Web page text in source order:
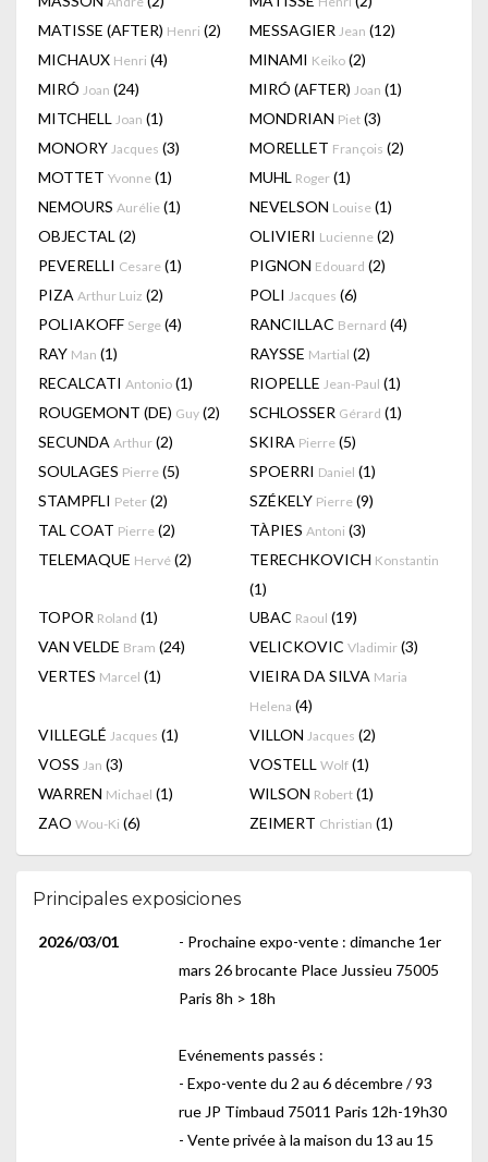
MATISSE (AFTER) Henri (2) MESSAGIER Jean (12)
MICHAUX Henri (4) MINAMI Keiko (2)
MIRÓ Joan (24) MIRÓ (AFTER) Joan (1)
MITCHELL Joan (1) MONDRIAN Piet (3)
MONORY Jacques (3) MORELLET François (2)
MOTTET Yvonne (1) MUHL Roger (1)
NEMOURS Aurélie (1) NEVELSON Louise (1)
OBJECTAL (2) OLIVIERI Lucienne (2)
PEVERELLI Cesare (1) PIGNON Edouard (2)
PIZA Arthur Luiz (2) POLI Jacques (6)
POLIAKOFF Serge (4) RANCILLAC Bernard (4)
RAY Man (1) RAYSSE Martial (2)
RECALCATI Antonio (1) RIOPELLE Jean-Paul (1)
ROUGEMONT (DE) Guy (2) SCHLOSSER Gérard (1)
SECUNDA Arthur (2) SKIRA Pierre (5)
SOULAGES Pierre (5) SPOERRI Daniel (1)
STAMPFLI Peter (2) SZÉKELY Pierre (9)
TAL COAT Pierre (2) TÀPIES Antoni (3)
TELEMAQUE Hervé (2) TERECHKOVICH Konstantin
(1)
TOPOR Roland (1) UBAC Raoul (19)
VAN VELDE Bram (24) VELICKOVIC Vladimir (3)
VERTES Marcel (1) VIEIRA DA SILVA Maria
Helena (4)
VILLEGLÉ Jacques (1) VILLON Jacques (2)
VOSS Jan (3) VOSTELL Wolf (1)
WARREN Michael (1) WILSON Robert (1)
ZAO Wou-Ki (6) ZEIMERT Christian (1)
Principales exposiciones
2026/03/01
- Prochaine expo-vente : dimanche 1er
mars 26 brocante Place Jussieu 75005
Paris 8h > 18h
Evénements passés :
- Expo-vente du 2 au 6 décembre / 93
rue JP Timbaud 75011 Paris 12h-19h30
- Vente privée à la maison du 13 au 15